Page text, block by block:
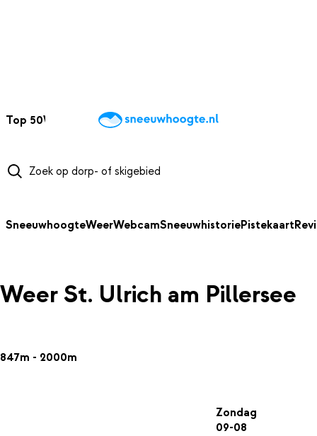
Top 50Webcams WintersportweerKaarten
SneeuwhoogteWeerWebcamSneeuwhistoriePistekaart
Weer St. Ulrich am Pillersee
847m - 2000m
Zondag
09-08